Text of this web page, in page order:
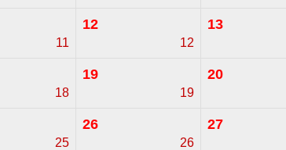
11
12
12
13
18
19
19
20
25
26
26
27